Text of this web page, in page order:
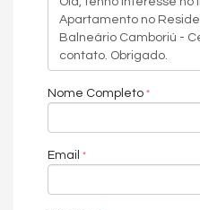
Design, trabalhamos com foco
Balneário Camboriú e Região.
oportunidades de
ótimo investimento com a
Próximo ao Passeio San Miguel
Fácil acesso a mercados,
Nome Completo
Email